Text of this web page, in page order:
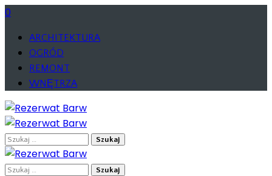
0
ARCHITEKTURA
OGRÓD
REMONT
WNĘTRZA
Szukaj:
Szukaj: